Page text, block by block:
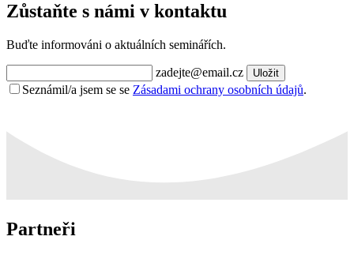
Zůstaňte s námi v kontaktu
Buďte informováni o aktuálních seminářích.
zadejte@email.cz Uložit
Seznámil/a jsem se se Zásadami ochrany osobních údajů.
Partneři